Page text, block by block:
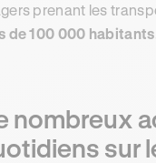
prenant les
de 100 000 habitants
nombreux
sur